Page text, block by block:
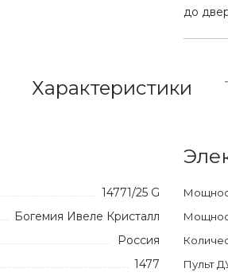
до
Характеристики
14771/25 G
Богемия Ивеле Кристалл
Россия
1477 Пульт